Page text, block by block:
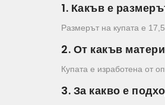
1. Какъв е
Размерът на купата е
2. От какъв
Купата е изработена от
3. За какво е